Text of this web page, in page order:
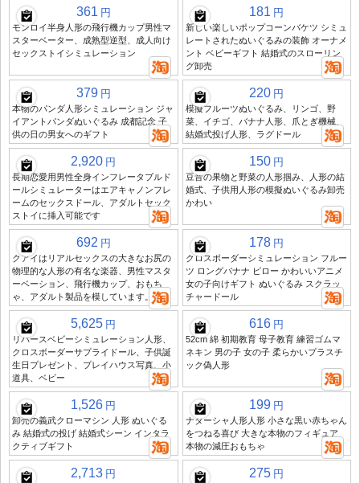
361 円
モンロイ半身人形の飛行機カップ男性マ
スターベーター、成熟型逆型、成人向け
セックストイシミュレーション
181 円
新しい楽しいポップコーンバケツ シミュ
レートされたぬいぐるみの装飾 オーナメ
ント ベビーギフト 結婚式のスローリン
グ卸売
379 円
本物のパンダ人形シミュレーション ジャ
イアントパンダぬいぐるみ 成都記念 子
供の日の男女へのギフト
220 円
模擬フルーツぬいぐるみ、リンゴ、野
菜、イチゴ、バナナ人形、爪とぎ機械、
結婚式投げ人形、ラグドール
2,920 円
長期恋愛用男性全身インフレータブルド
ールシミュレーターはエアキャノンフレ
ームのセックスドール、アダルトセック
ストイに挿入可能です
150 円
豆音の果物と野菜の人形掴み、人形の結
婚式、子供用人形の模擬ぬいぐるみ卸売
かわい
692 円
クアイはリアルセックスの大きなお尻の
物理的な人形の有名な楽器、男性マスタ
ーベーション、飛行機カップ、おもち
ゃ、アダルト製品を模しています。
178 円
クロスボーダーシミュレーション フルー
ツ ロングバナナ ピロー かわいいアニメ
女の子向けギフト ぬいぐるみ スクラッ
チャードール
5,625 円
リバースベビーシミュレーション人形、
クロスボーダーサプライドール、子供誕
生日プレゼント、プレイハウス写真、小
道具、ベビー
616 円
52cm 綿 初期教育 母子教育 練習ゴムマ
ネキン 男の子 女の子 柔らかいプラスチ
ック偽人形
1,526 円
卸売の義武クローマシン 人形 ぬいぐる
み 結婚式の投げ 結婚式シーン インタラ
クティブギフト
199 円
ナターシャ人形人形 小さな黒い赤ちゃん
をつねる喜び 大きな本物のフィギュア
本物の減圧おもちゃ
2,713 円 275 円